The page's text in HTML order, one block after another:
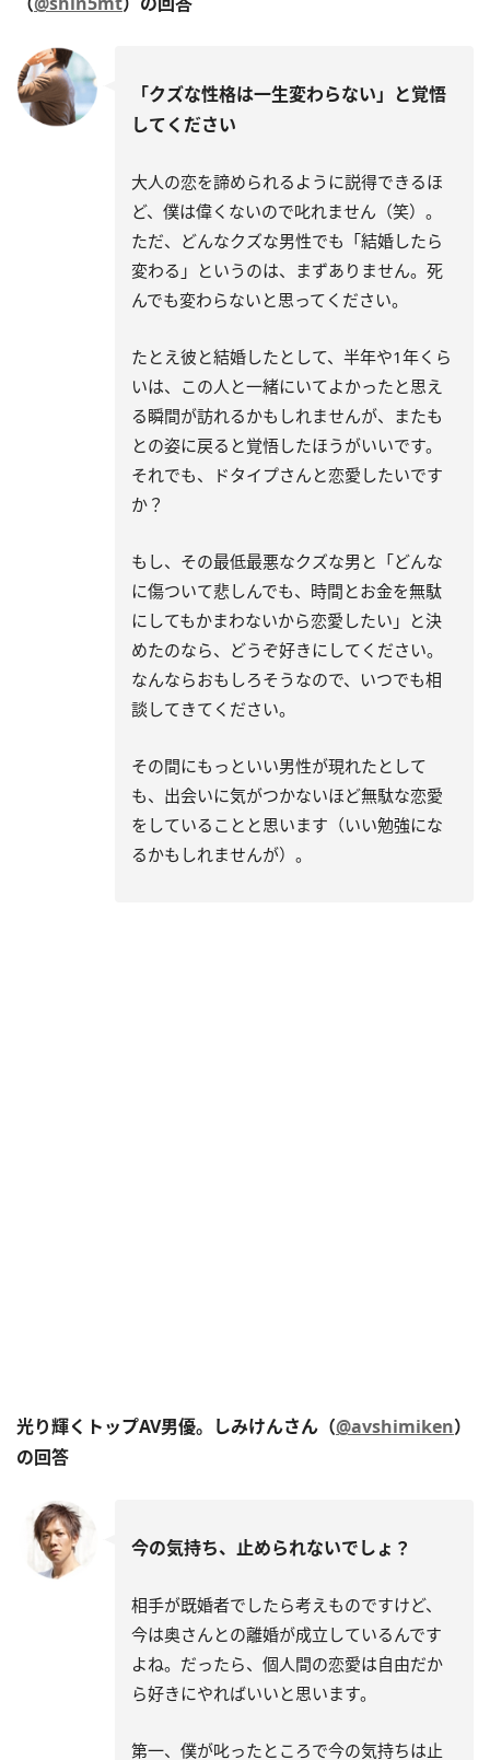
「クズな性格は一生変わらない」と覚悟
してください
大人の恋を諦められるように説得できるほ
ど、僕は偉くないので叱れません（笑）。
ただ、どんなクズな男性でも「結婚したら
変わる」というのは、まずありません。死
んでも変わらないと思ってください。
たとえ彼と結婚したとして、半年や1年くら
いは、この人と一緒にいてよかったと思え
る瞬間が訪れるかもしれませんが、またも
との姿に戻ると覚悟したほうがいいです。
それでも、ドタイプさんと恋愛したいです
か？
もし、その最低最悪なクズな男と「どんな
に傷ついて悲しんでも、時間とお金を無駄
にしてもかまわないから恋愛したい」と決
めたのなら、どうぞ好きにしてください。
なんならおもしろそうなので、いつでも相
談してきてください。
その間にもっといい男性が現れたとして
も、出会いに気がつかないほど無駄な恋愛
をしていることと思います（いい勉強にな
るかもしれませんが）。
光り輝くトップAV男優。しみけんさん（@avshimiken）
の回答
今の気持ち、止められないでしょ？
相手が既婚者でしたら考えものですけど、
今は奥さんとの離婚が成立しているんです
よね。だったら、個人間の恋愛は自由だか
ら好きにやればいいと思います。
第一、僕が叱ったところで今の気持ちは止